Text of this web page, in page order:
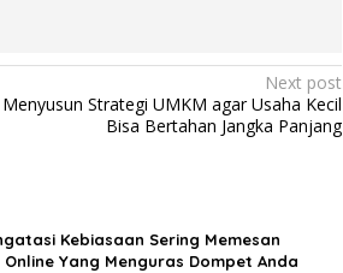
Next post
Menyusun Strategi UMKM agar Usaha Kecil
Bisa Bertahan Jangka Panjang
Kebiasaan Sering Memesan
Online Yang Menguras Dompet Anda